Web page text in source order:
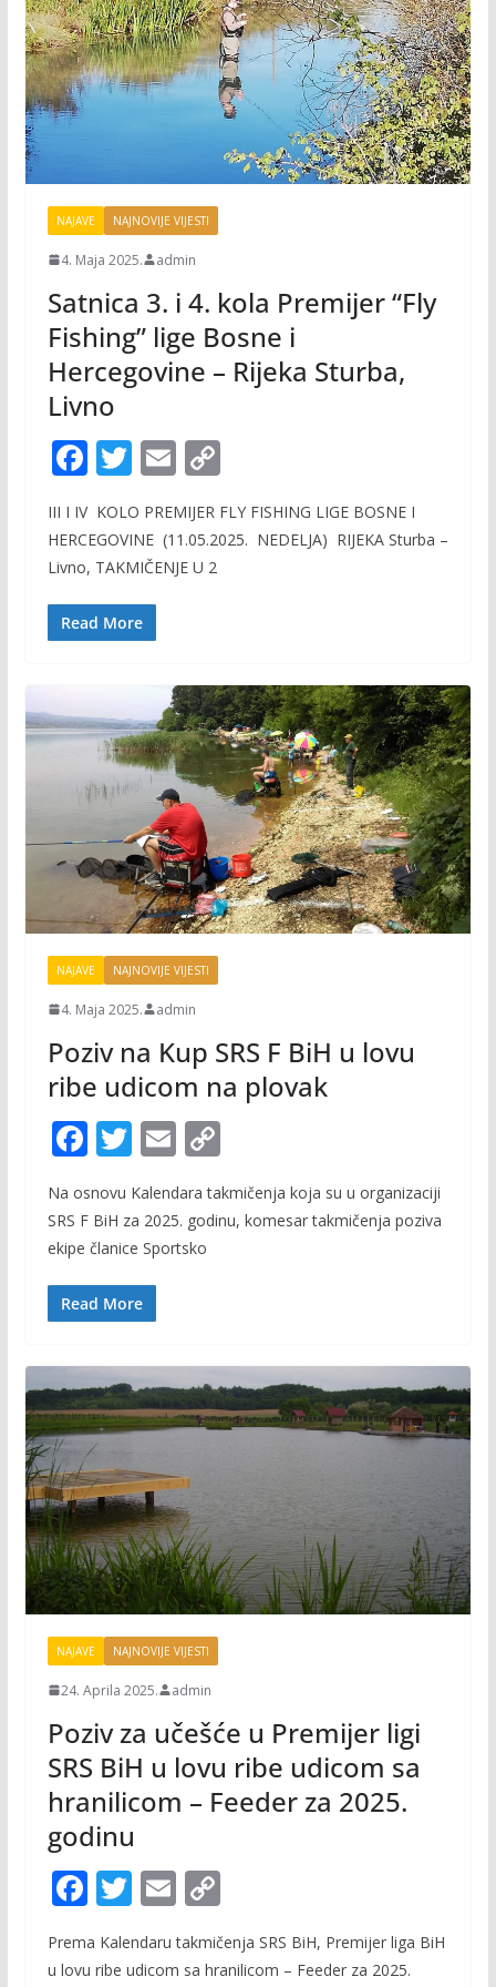
NAJAVE NAJNOVIJE VIJESTI
4. Maja 2025. admin
Satnica 3. i 4. kola Premijer “Fly
Fishing” lige Bosne i
Hercegovine – Rijeka Sturba,
Livno
F
e
b
o
o
T
itt
er
E
ai
l
C
p
III I IV KOLO PREMIJER FLY FISHING LIGE BOSNE I
HERCEGOVINE (11.05.2025. NEDELJA) RIJEKA Sturba –
Livno, TAKMIČENJE U 2
Read More
NAJAVE NAJNOVIJE VIJESTI
4. Maja 2025. admin
Poziv na Kup SRS F BiH u lovu
ribe udicom na plovak
F
e
b
o
o
T
w
itt
er
E
m
ai
l
C
o
p
y
Na osnovu Kalendara takmičenja koja su u organizaciji
SRS F BiH za 2025. godinu, komesar takmičenja poziva
ekipe članice Sportsko
Read More
NAJAVE NAJNOVIJE VIJESTI
24. Aprila 2025. admin
Poziv za učešće u Premijer ligi
SRS BiH u lovu ribe udicom sa
hranilicom – Feeder za 2025.
godinu
F
ac
e
T
w
itt
E
m
ai
C
o
p
Prema Kalendaru takmičenja SRS BiH, Premijer liga BiH
u lovu ribe udicom sa hranilicom – Feeder za 2025.